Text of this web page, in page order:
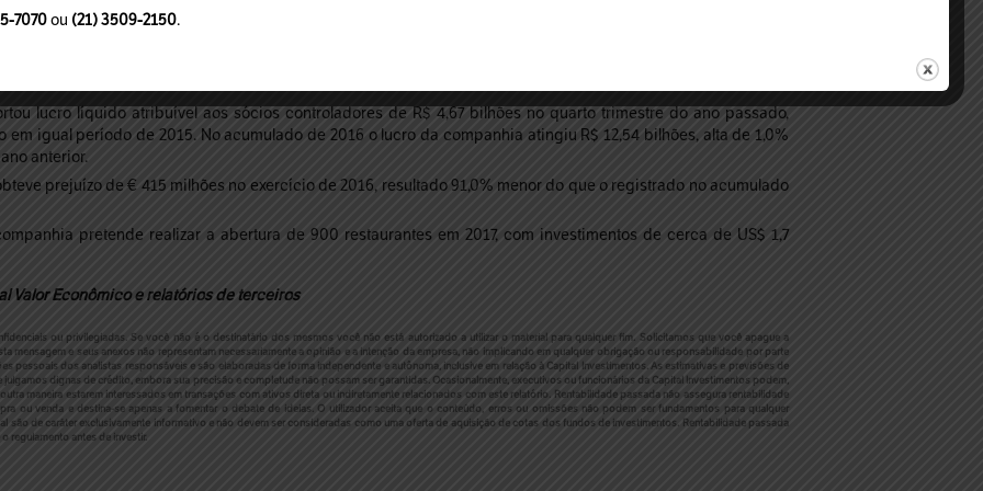
lucro líquido atribuível aos sócios controladores de R$ 4,67 bilhões no quarto trimestre do ano passado,
em igual período de 2015. No acumulado de 2016 o lucro da companhia atingiu R$ 12,54 bilhões, alta de 1,0%
anterior.
prejuízo de € 415 milhões no exercício de 2016, resultado 91,0% menor do que o registrado no acumulado
pretende realizar a abertura de 900 restaurantes em 2017, com investimentos de cerca de US$ 1,7
Valor Econômico e relatórios de terceiros
ou privilegiadas. Se você não é o destinatário dos mesmos você não está autorizado a utilizar o material para qualquer fim. Solicitamos que você apague a
mensagem e seus anexos não representam necessariamente a opinião e a intenção da empresa, não implicando em qualquer obrigação ou responsabilidade por parte
pessoais dos analistas responsáveis e são elaboradas de forma independente e autônoma, inclusive em relação à Capital Investimentos. As estimativas e previsões de
dignas de crédito, embora sua precisão e completude não possam ser garantidas. Ocasionalmente, executivos ou funcionários da Capital Investimentos podem,
maneira estarem interessados em transações com ativos direta ou indiretamente relacionados com este relatório. Rentabilidade passada não assegura rentabilidade
ou venda e destina-se apenas a fomentar o debate de ideias. O utilizador aceita que o conteúdo, erros ou omissões não podem ser fundamentos para qualquer
são de caráter exclusivamente informativo e não devem ser consideradas como uma oferta de aquisição de cotas dos fundos de investimentos. Rentabilidade passada
regulamento antes de investir.
7070ou (21) 3509-2150.